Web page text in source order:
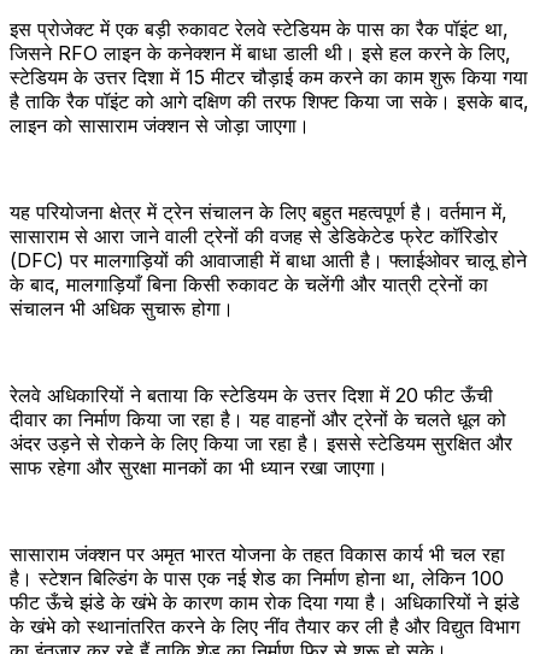
इस प्रोजेक्ट में एक बड़ी रुकावट रेलवे स्टेडियम के पास का रैक पॉइंट था,
जिसने RFO लाइन के कनेक्शन में बाधा डाली थी। इसे हल करने के लिए,
स्टेडियम के उत्तर दिशा में 15 मीटर चौड़ाई कम करने का काम शुरू किया गया
है ताकि रैक पॉइंट को आगे दक्षिण की तरफ शिफ्ट किया जा सके। इसके बाद,
लाइन को सासाराम जंक्शन से जोड़ा जाएगा।
यह परियोजना क्षेत्र में ट्रेन संचालन के लिए बहुत महत्वपूर्ण है। वर्तमान में,
सासाराम से आरा जाने वाली ट्रेनों की वजह से डेडिकेटेड फ्रेट कॉरिडोर
(DFC) पर मालगाड़ियों की आवाजाही में बाधा आती है। फ्लाईओवर चालू होने
के बाद, मालगाड़ियाँ बिना किसी रुकावट के चलेंगी और यात्री ट्रेनों का
संचालन भी अधिक सुचारू होगा।
रेलवे अधिकारियों ने बताया कि स्टेडियम के उत्तर दिशा में 20 फीट ऊँची
दीवार का निर्माण किया जा रहा है। यह वाहनों और ट्रेनों के चलते धूल को
अंदर उड़ने से रोकने के लिए किया जा रहा है। इससे स्टेडियम सुरक्षित और
साफ रहेगा और सुरक्षा मानकों का भी ध्यान रखा जाएगा।
सासाराम जंक्शन पर अमृत भारत योजना के तहत विकास कार्य भी चल रहा
है। स्टेशन बिल्डिंग के पास एक नई शेड का निर्माण होना था, लेकिन 100
फीट ऊँचे झंडे के खंभे के कारण काम रोक दिया गया है। अधिकारियों ने झंडे
के खंभे को स्थानांतरित करने के लिए नींव तैयार कर ली है और विद्युत विभाग